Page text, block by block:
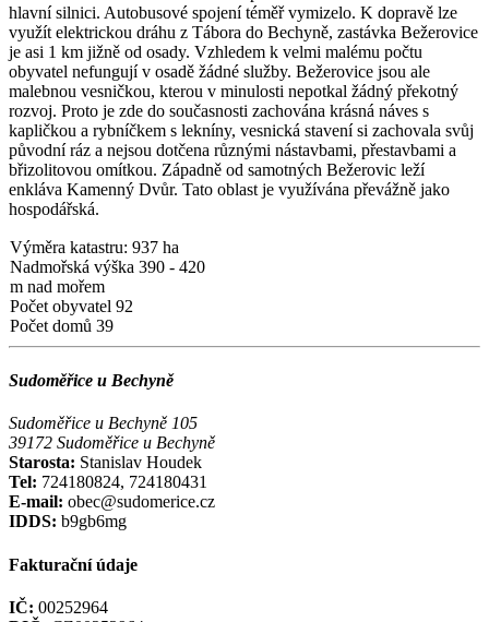
hlavní silnici. Autobusové spojení téměř vymizelo. K dopravě lze
využít elektrickou dráhu z Tábora do Bechyně, zastávka Bežerovice
je asi 1 km jižně od osady. Vzhledem k velmi malému počtu
obyvatel nefungují v osadě žádné služby. Bežerovice jsou ale
malebnou vesničkou, kterou v minulosti nepotkal žádný překotný
rozvoj. Proto je zde do současnosti zachována krásná náves s
kapličkou a rybníčkem s lekníny, vesnická stavení si zachovala svůj
původní ráz a nejsou dotčena různými nástavbami, přestavbami a
břizolitovou omítkou. Západně od samotných Bežerovic leží
enkláva Kamenný Dvůr. Tato oblast je využívána převážně jako
hospodářská.
Výměra katastru: 937 ha
Nadmořská výška 390 - 420
m nad mořem
Počet obyvatel 92
Počet domů 39
Sudoměřice u Bechyně
Sudoměřice u Bechyně 105
39172 Sudoměřice u Bechyně
Starosta: Stanislav Houdek
Tel: 724180824, 724180431
E-mail: obec@sudomerice.cz
IDDS: b9gb6mg
Fakturační údaje
IČ: 00252964